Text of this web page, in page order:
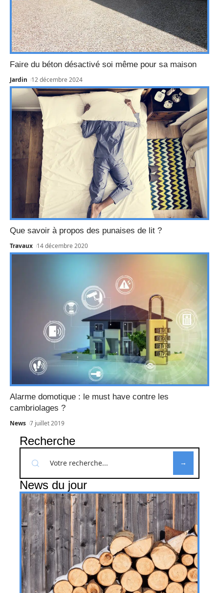
Faire du béton désactivé soi même pour sa maison
Jardin 12 décembre 2024
Que savoir à propos des punaises de lit ?
Travaux 14 décembre 2020
Alarme domotique : le must have contre les
cambriolages ?
News 7 juillet 2019
Recherche
News du jour